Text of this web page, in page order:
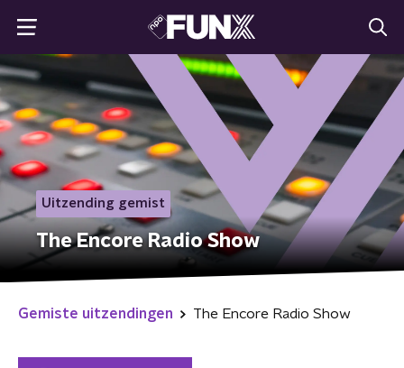
Uitzending gemist
The Encore Radio Show
Gemiste uitzendingen The Encore Radio Show